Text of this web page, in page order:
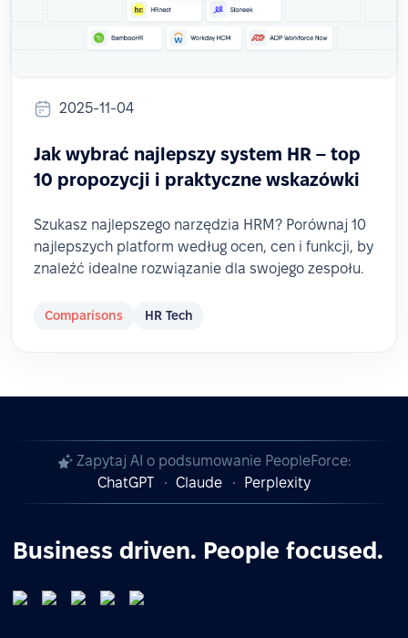
2025-11-04
Jak wybrać najlepszy system HR – top
10 propozycji i praktyczne wskazówki
Szukasz najlepszego narzędzia HRM? Porównaj 10
najlepszych platform według ocen, cen i funkcji, by
znaleźć idealne rozwiązanie dla swojego zespołu.
Comparisons HR Tech
Zapytaj AI o podsumowanie PeopleForce:
ChatGPT
Claude Perplexity
Business driven. People focused.